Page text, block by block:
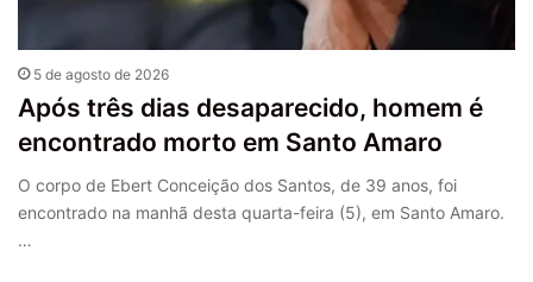
5 de agosto de 2026
Após três dias desaparecido, homem é
encontrado morto em Santo Amaro
O corpo de Ebert Conceição dos Santos, de 39 anos, foi
encontrado na manhã desta quarta-feira (5), em Santo Amaro.
…